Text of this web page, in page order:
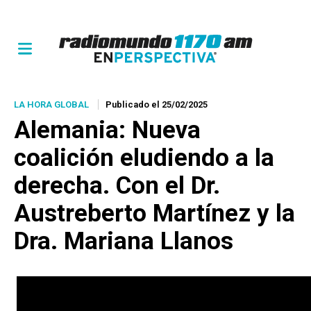
LA HORA GLOBAL Publicado el 25/02/2025
Alemania: Nueva
coalición eludiendo a la
derecha. Con el Dr.
Austreberto Martínez y la
Dra. Mariana Llanos